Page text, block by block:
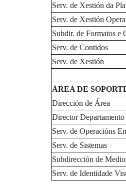
Serv. de Xestión da
Serv. de Xestión
Subdir. de Formatos e
Serv. de Contidos
Serv. de Xestión
ÁREA DE
Dirección de Área
Director
Serv. de Operacións
Serv. de Sistemas
Subdirección de
Serv. de Identidade